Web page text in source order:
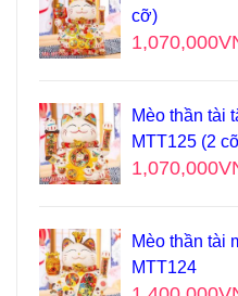
cỡ)
1,070,000
Mèo thần tài
MTT125 (2
1,070,000
Mèo thần tài
MTT124